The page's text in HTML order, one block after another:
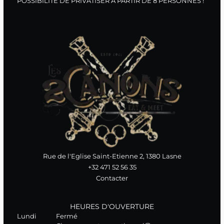
Rue de l'Eglise Saint-Etienne 2, 1380 Lasne
+32 471 52 56 35
Contacter
HEURES D'OUVERTURE
Lundi
Fermé